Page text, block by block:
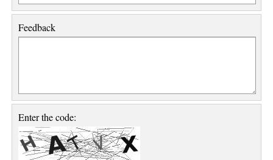
Feedback
Enter the code: